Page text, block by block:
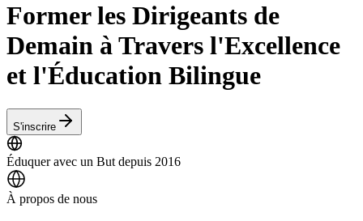
Former les Dirigeants de
Demain à Travers l'Excellence
et l'Éducation Bilingue
S'inscrire
Éduquer avec un But depuis 2016
À propos de nous